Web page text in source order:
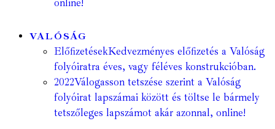
online!
VALÓSÁG
ElőfizetésekKedvezményes előfizetés a Valóság
folyóiratra éves, vagy féléves konstrukcióban.
2022Válogasson tetszése szerint a Valóság
folyóirat lapszámai között és töltse le bármely
tetszőleges lapszámot akár azonnal, online!